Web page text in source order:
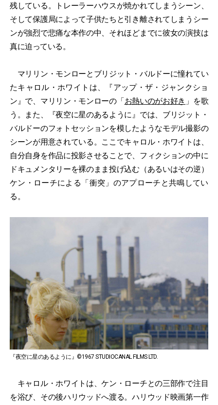
残している。トレーラーハウスが焼かれてしまうシーン、
そして保護局によって子供たちと引き離されてしまうシー
ンが強烈で悲痛な本作の中、それほどまでに彼女の演技は
真に迫っている。
マリリン・モンローとブリジット・バルドーに憧れてい
たキャロル・ホワイトは、『アップ・ザ・ジャンクショ
ン』で、マリリン・モンローの「お熱いのがお好き 」を歌
う。また、『夜空に星のあるように』では、ブリジット・
バルドーのフォトセッションを模したようなモデル撮影の
シーンが用意されている。ここでキャロル・ホワイトは、
自分自身を作品に投影させることで、フィクションの中に
ドキュメンタリーを裸のまま投げ込む（あるいはその逆）
ケン・ローチによる「衝突」のアプローチと共鳴してい
る。
『夜空に星のあるように』©1967 STUDIOCANAL FILMS LTD.
キャロル・ホワイトは、ケン・ローチとの三部作で注目
を浴び、その後ハリウッドへ渡る。ハリウッド映画第一作